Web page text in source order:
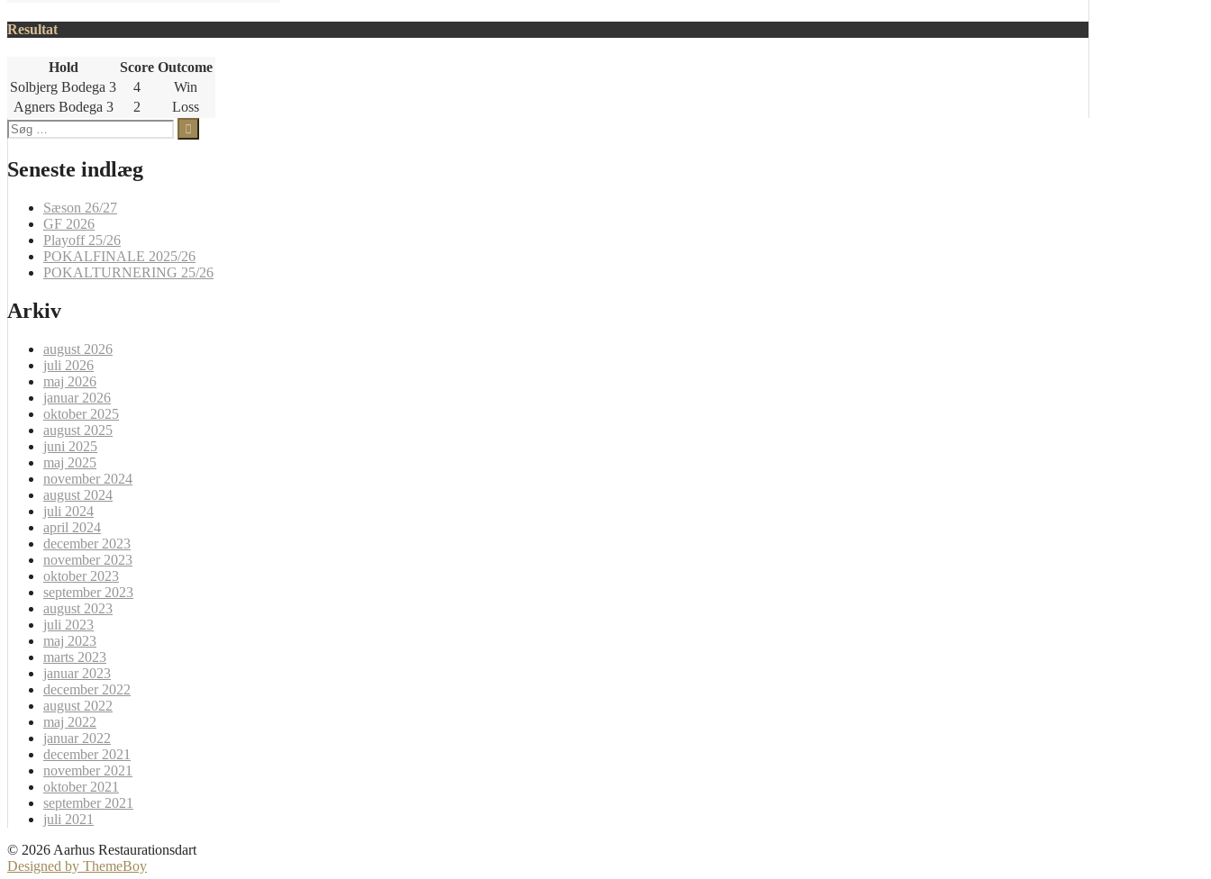
Resultat
Hold Score Outcome
Solbjerg Bodega 3
4
Win
Agners Bodega 3
2
Loss
Søg
efter:
Seneste indlæg
Sæson 26/27
GF 2026
Playoff 25/26
POKALFINALE 2025/26
POKALTURNERING 25/26
Arkiv
august 2026
juli 2026
maj 2026
januar 2026
oktober 2025
august 2025
juni 2025
maj 2025
november 2024
august 2024
juli 2024
april 2024
december 2023
november 2023
oktober 2023
september 2023
august 2023
juli 2023
maj 2023
marts 2023
januar 2023
december 2022
august 2022
maj 2022
januar 2022
december 2021
november 2021
oktober 2021
september 2021
juli 2021
© 2026 Aarhus Restaurationsdart
Designed by ThemeBoy